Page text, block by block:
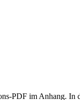
PDF im Anhang. In